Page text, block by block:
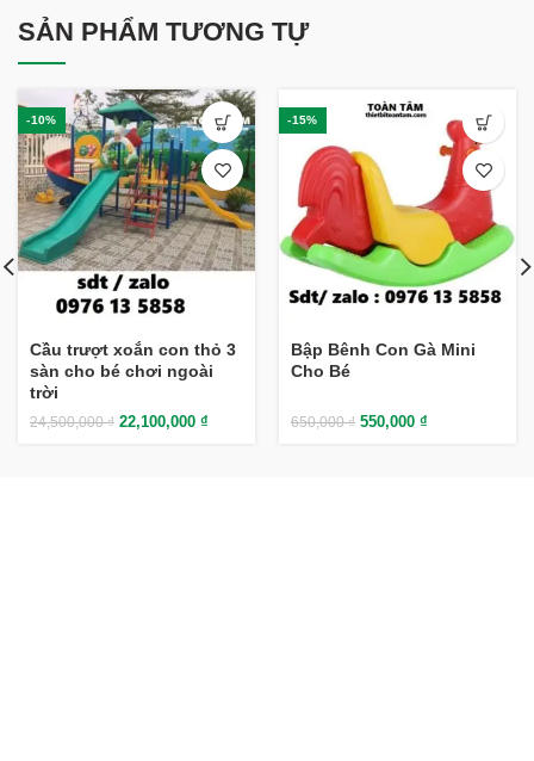
SẢN PHẨM TƯƠNG TỰ
-10%
Cầu trượt xoắn con thỏ 3
sàn cho bé chơi ngoài
trời
24,500,000₫ 22,100,000 ₫
-15%
Bập Bênh Con Gà Mini
Cho Bé
650,000₫ 550,000 ₫